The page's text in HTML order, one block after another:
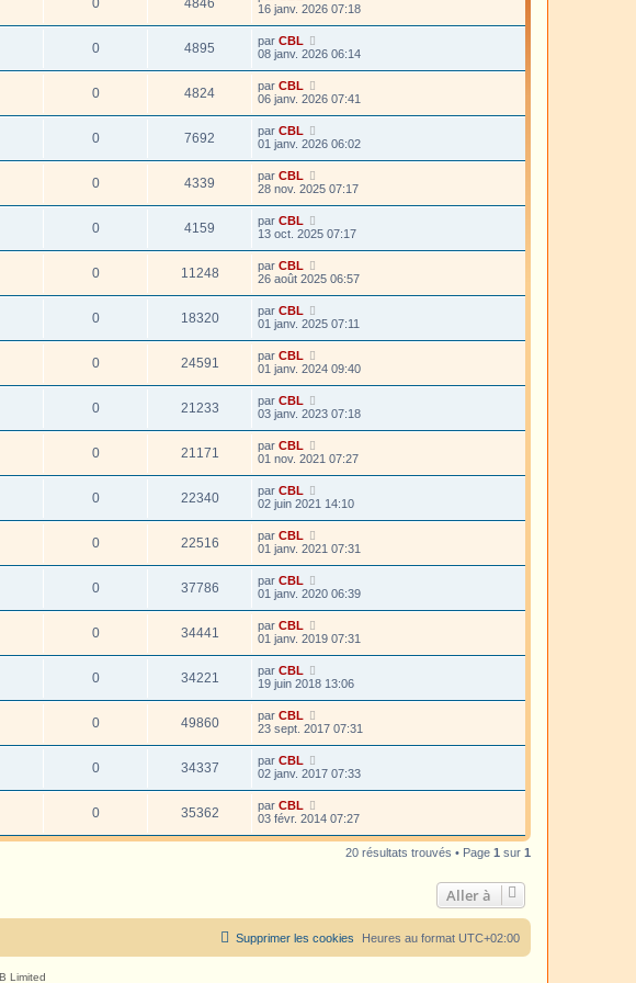
16 janv. 2026 07:18
0 4895 par CBL
08 janv. 2026 06:14
0 4824 par CBL
06 janv. 2026 07:41
0 7692 par CBL
01 janv. 2026 06:02
0 4339 par CBL
28 nov. 2025 07:17
0 4159 par CBL
13 oct. 2025 07:17
0 11248 par CBL
26 août 2025 06:57
0 18320 par CBL
01 janv. 2025 07:11
0 24591 par CBL
01 janv. 2024 09:40
0 21233 par CBL
03 janv. 2023 07:18
0 21171 par CBL
01 nov. 2021 07:27
0 22340 par CBL
02 juin 2021 14:10
0 22516 par CBL
01 janv. 2021 07:31
0 37786 par CBL
01 janv. 2020 06:39
0 34441 par CBL
01 janv. 2019 07:31
0 34221 par CBL
19 juin 2018 13:06
0 49860 par CBL
23 sept. 2017 07:31
0 34337 par CBL
02 janv. 2017 07:33
0 35362 par CBL
03 févr. 2014 07:27
20 résultats trouvés • Page 1 sur 1
Aller à
Heures au format UTC+02:00
Supprimer les cookies
Limited